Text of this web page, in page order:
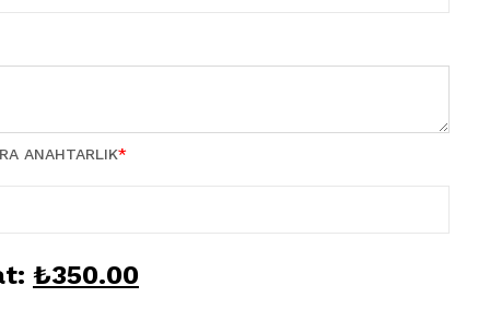
ANAHTARLIK*
₺350.00